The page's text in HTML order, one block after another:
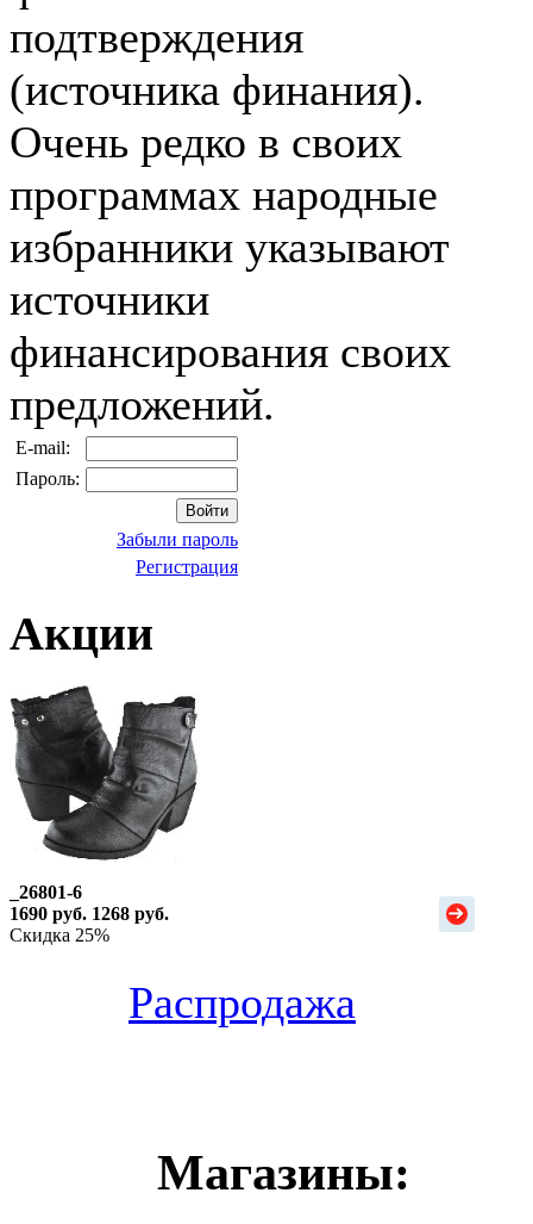
подтверждения
(источника финания).
Очень редко в своих
программах народные
избранники указывают
источники
финансирования своих
предложений.
E-mail:
Пароль:
Забыли пароль
Регистрация
Акции
_26801-6
1690 руб. 1268 руб.
Скидка 25%
Распродажа
Магазины: